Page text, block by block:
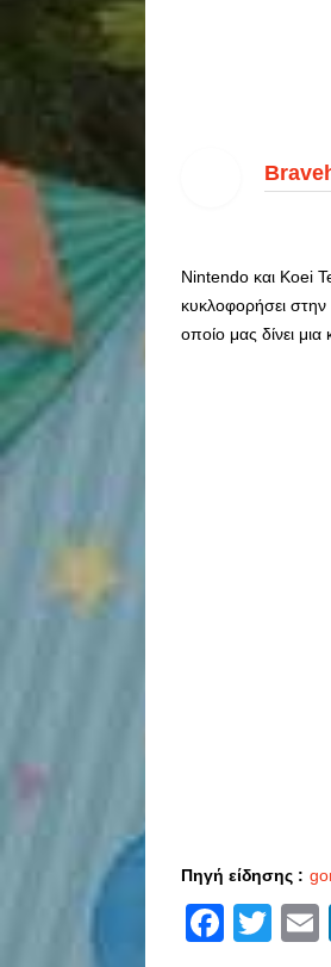
Nintendo και Koei
κυκλοφορήσει στην
οποίο μας δίνει μια
Πηγή είδησης :